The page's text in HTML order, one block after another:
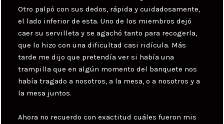
Otro palpó con sus dedos, rápida y cuidadosamente,
el lado inferior de esta. Uno de los miembros dejó
caer su servilleta y se agachó tanto para recogerla,
que lo hizo con una dificultad casi ridícula. Más
tarde me dijo que pretendía ver si había una
trampilla que en algún momento del banquete nos
había tragado a nosotros, a la mesa, o a nosotros y a
la mesa juntos.
Ahora no recuerdo con exactitud cuáles fueron mis